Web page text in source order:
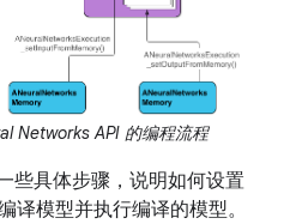
Networks API 的编程流程
些具体步骤，说明如何设置
译模型并执行编译的模型。